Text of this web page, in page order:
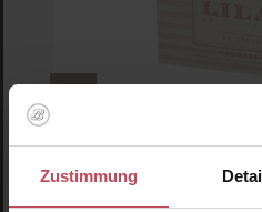
Zustimmung
Repairing